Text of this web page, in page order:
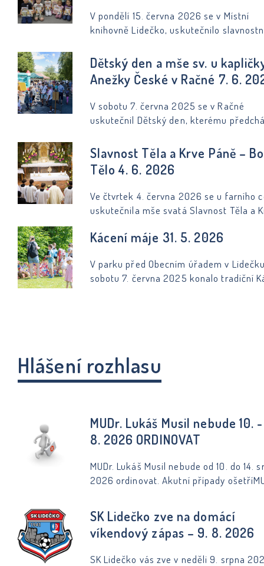
soutěže se v naší knihovně zapojilo
20 dětí.
V pondělí 15. června 2026 se v Místní
knihovně Lidečko, uskutečnilo
Dětský den a mše sv. u
Anežky České v Račné 7. 6.
V sobotu 7. června 2025 se v Račné
uskutečnil Dětský den, kterému
děti bylo připraveno odpoledne plné her,
soutěží, zábavy a oblíbeného blešího
obchůdku. Děkujeme všem zástupcům
místních spolků a organizací, kteří se
na přípravě a průběhu této akce, i všem
radost v dětských tvářích byly nejlepším
důkazem toho, že se akce vydařila.
Slavnost Těla a Krve Páně –
Tělo 4. 6. 2026
Ve čtvrtek 4. června 2026 se u farního
uskutečnila mše svatá Slavnost Těla a
Kácení máje 31. 5. 2026
V parku před Obecním úřadem v
sobotu 7. června 2025 konalo tradiční
odpoledne plné setkávání, dobré nálady
zábavy.
Hlášení rozhlasu
MUDr. Lukáš Musil nebude 10. -
8. 2026 ORDINOVAT
MUDr. Lukáš Musil nebude od 10. do 14.
2026 ordinovat. Akutní případy
SK Lidečko zve na domácí
víkendový zápas – 9. 8. 2026
SK Lidečko vás zve v neděli 9. srpna